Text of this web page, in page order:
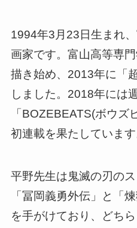
1994年3月23日生まれ
画家です。富山高等専
描き始め、2013年に「
しました。2018年には
「BOZEBEATS(ボウズ
初連載を果たしています
平野先生は鬼滅の刃の
「冨岡義勇外伝」と「
を手がけており、どち